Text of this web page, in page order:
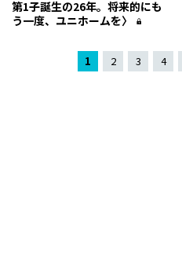
第1子誕生の26年。将来的にも
う一度、ユニホームを〉
1 2 3 4